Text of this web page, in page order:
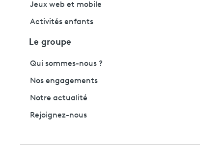
Jeux web et mobile
Activités enfants
Le groupe
Qui sommes-nous ?
Nos engagements
Notre actualité
Rejoignez-nous